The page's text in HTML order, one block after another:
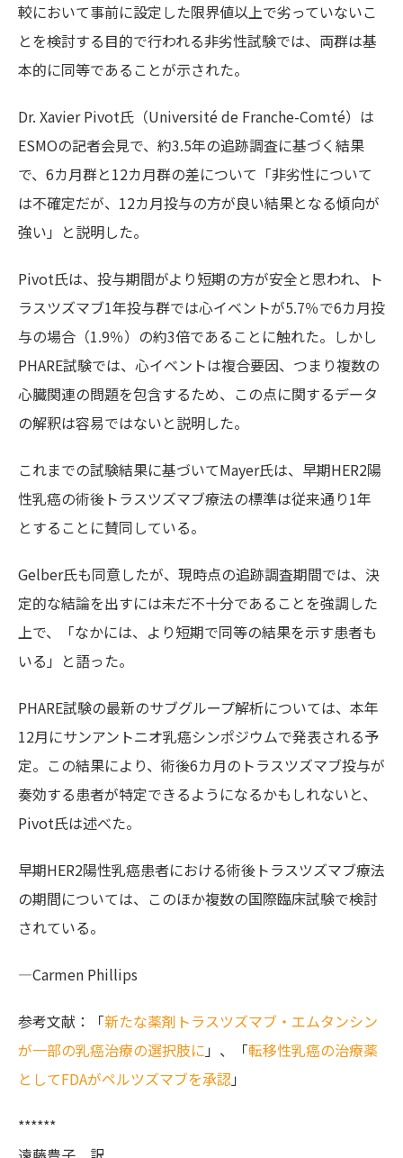
較において事前に設定した限界値以上で劣っていないこ
とを検討する目的で行われる非劣性試験では、両群は基
本的に同等であることが示された。
Dr. Xavier Pivot氏（Université de Franche-Comté）は
ESMOの記者会見で、約3.5年の追跡調査に基づく結果
で、6カ月群と12カ月群の差について「非劣性について
は不確定だが、12カ月投与の方が良い結果となる傾向が
強い」と説明した。
Pivot氏は、投与期間がより短期の方が安全と思われ、ト
ラスツズマブ1年投与群では心イベントが5.7％で6カ月投
与の場合（1.9％）の約3倍であることに触れた。しかし
PHARE試験では、心イベントは複合要因、つまり複数の
心臓関連の問題を包含するため、この点に関するデータ
の解釈は容易ではないと説明した。
これまでの試験結果に基づいてMayer氏は、早期HER2陽
性乳癌の術後トラスツズマブ療法の標準は従来通り1年
とすることに賛同している。
Gelber氏も同意したが、現時点の追跡調査期間では、決
定的な結論を出すには未だ不十分であることを強調した
上で、「なかには、より短期で同等の結果を示す患者も
いる」と語った。
PHARE試験の最新のサブグループ解析については、本年
12月にサンアントニオ乳癌シンポジウムで発表される予
定。この結果により、術後6カ月のトラスツズマブ投与が
奏効する患者が特定できるようになるかもしれないと、
Pivot氏は述べた。
早期HER2陽性乳癌患者における術後トラスツズマブ療法
の期間については、このほか複数の国際臨床試験で検討
されている。
—Carmen Phillips
参考文献：「新たな薬剤トラスツズマブ・エムタンシン
が一部の乳癌治療の選択肢に 」、「転移性乳癌の治療薬
としてFDAがペルツズマブを承認」
******